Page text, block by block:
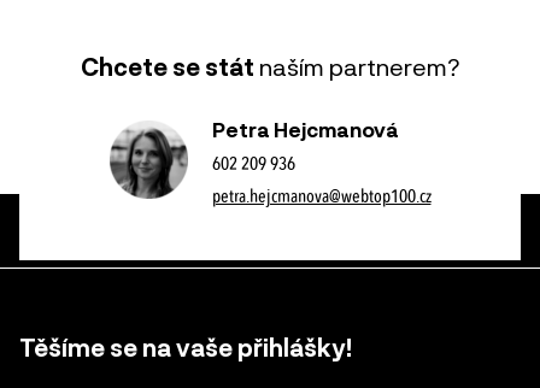
Chcete se stát naším partnerem?
Petra Hejcmanová
602 209 936
petra.hejcmanova@webtop100.cz
Těšíme se na vaše přihlášky!